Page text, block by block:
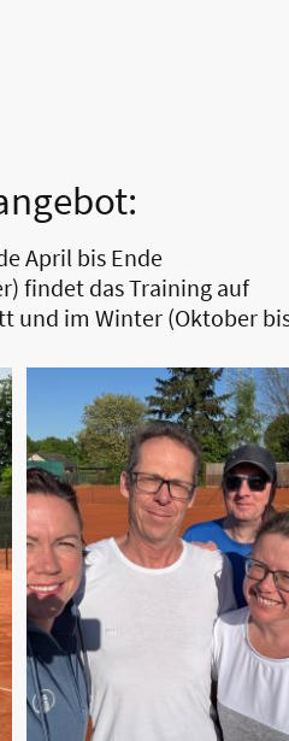
April bis Ende
findet das Training auf
und im Winter (Oktober